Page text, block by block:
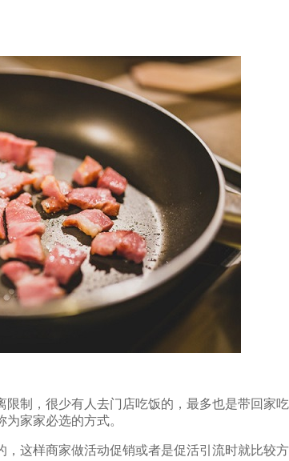
制，很少有人去门店吃饭的，最多也是带回家
家家必选的方式。
这样商家做活动促销或者是促活引流时就比较